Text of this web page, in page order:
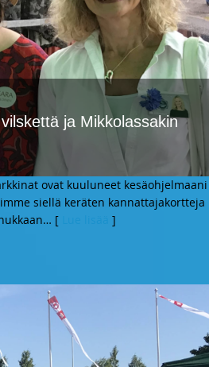
ja Mikkolassakin
ovat kuuluneet kesäohjelmaani
siellä keräten kannattajakortteja
… [ ]